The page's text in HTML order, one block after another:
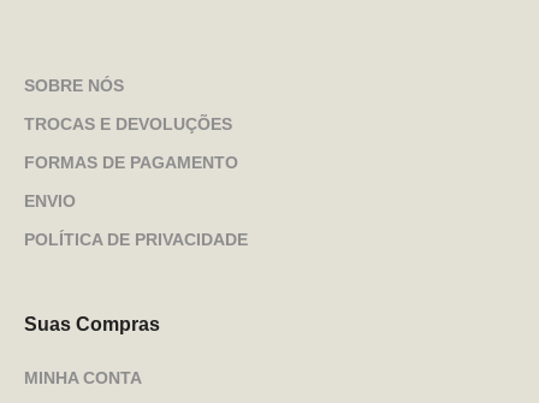
SOBRE NÓS
TROCAS E DEVOLUÇÕES
FORMAS DE PAGAMENTO
ENVIO
POLÍTICA DE PRIVACIDADE
Suas Compras
MINHA CONTA